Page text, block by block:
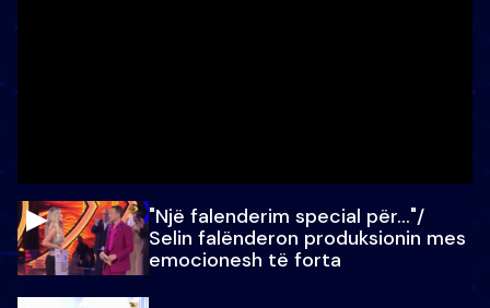
"Një falenderim special për…"/
Selin falënderon produksionin mes
emocionesh të forta